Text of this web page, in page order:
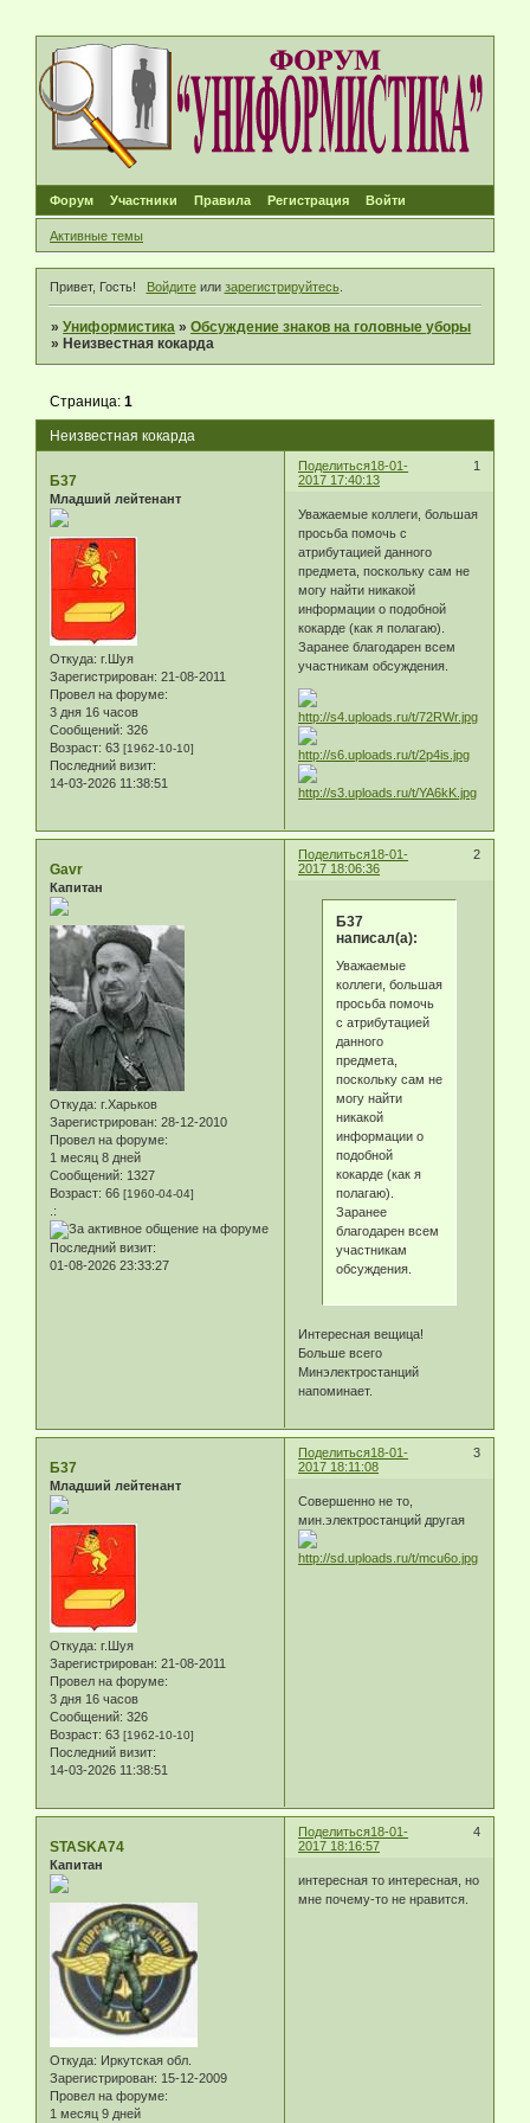
Форум Участники Правила Регистрация Войти
Активные темы
Привет, Гость! Войдитеили зарегистрируйтесь.
»Униформистика »Обсуждение знаков на головные уборы
» Неизвестная кокарда
Неизвестная кокарда
Страница:1
Поделиться 1
18-01-
2017 17:40:13
Б37
Младший лейтенант
Откуда: г.Шуя
Зарегистрирован: 21-08-2011
Провел на форуме:
3 дня 16 часов
Сообщений: 326
Возраст: 63 [1962-10-10]
Последний визит:
14-03-2026 11:38:51
Уважаемые коллеги, большая
просьба помочь с
атрибутацией данного
предмета, поскольку сам не
могу найти никакой
информации о подобной
кокарде (как я полагаю).
Заранее благодарен всем
участникам обсуждения.
Поделиться 2
18-01-
2017 18:06:36
Gavr
Капитан
Откуда: г.Харьков
Зарегистрирован: 28-12-2010
Провел на форуме:
1 месяц 8 дней
Сообщений: 1327
Возраст: 66 [1960-04-04]
.:
Последний визит:
01-08-2026 23:33:27
Б37
написал(а):
Уважаемые
коллеги, большая
просьба помочь
с атрибутацией
данного
предмета,
поскольку сам не
могу найти
никакой
информации о
подобной
кокарде (как я
полагаю).
Заранее
благодарен всем
участникам
обсуждения.
Интересная вещица!
Больше всего
Минэлектростанций
напоминает.
Поделиться 3
18-01-
2017 18:11:08
Б37
Младший лейтенант
Откуда: г.Шуя
Зарегистрирован: 21-08-2011
Провел на форуме:
3 дня 16 часов
Сообщений: 326
Возраст: 63 [1962-10-10]
Последний визит:
14-03-2026 11:38:51
Совершенно не то,
мин.электростанций другая
Поделиться 4
18-01-
2017 18:16:57
STASKA74
Капитан
Откуда: Иркутская обл.
Зарегистрирован: 15-12-2009
Провел на форуме:
1 месяц 9 дней
интересная то интересная, но
мне почему-то не нравится.